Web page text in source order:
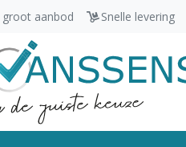
groot aanbod Snelle levering